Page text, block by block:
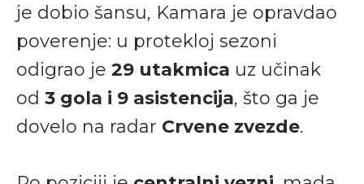
je dobio šansu, Kamara je opravdao
poverenje: u protekloj sezoni
odigrao je 29 utakmica uz učinak
od 3 gola i 9 asistencija, što ga je
dovelo na radar Crvene zvezde.